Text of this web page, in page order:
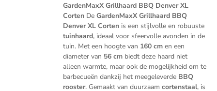
GardenMaxX Grillhaard BBQ Denver XL
Corten DeGardenMaxX Grillhaard BBQ
Denver XL Corten is een stijlvolle en robuuste
tuinhaard, ideaal voor sfeervolle avonden in de
tuin. Met een hoogte van 160 cm en een
diameter van 56 cm biedt deze haard niet
alleen warmte, maar ook de mogelijkheid om te
barbecueën dankzij het meegeleverde BBQ
rooster. Gemaakt van duurzaamcortenstaal, is